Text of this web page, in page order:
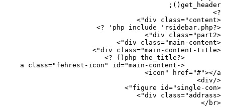
	 <a class="fehrest-icon" id="main-content-
icon" href="#"></